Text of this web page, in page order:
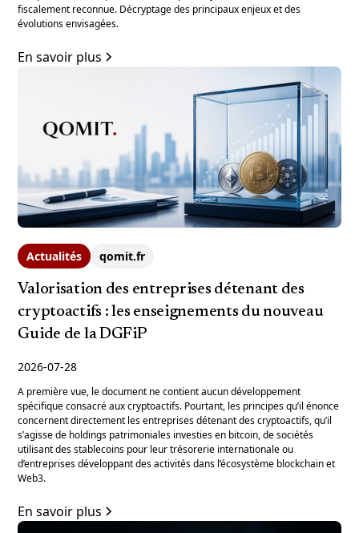
fiscalement reconnue. Décryptage des principaux enjeux et des
évolutions envisagées.
En savoir plus
Actualités qomit.fr
Valorisation des entreprises détenant des
cryptoactifs : les enseignements du nouveau
Guide de la DGFiP
2026-07-28
A première vue, le document ne contient aucun développement
spécifique consacré aux cryptoactifs. Pourtant, les principes qu’il énonce
concernent directement les entreprises détenant des cryptoactifs, qu’il
s’agisse de holdings patrimoniales investies en bitcoin, de sociétés
utilisant des stablecoins pour leur trésorerie internationale ou
d’entreprises développant des activités dans l’écosystème blockchain et
Web3.
En savoir plus